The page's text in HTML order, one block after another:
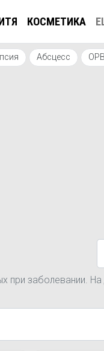
КОСМЕТИКА
Абсцесс
при заболевании.